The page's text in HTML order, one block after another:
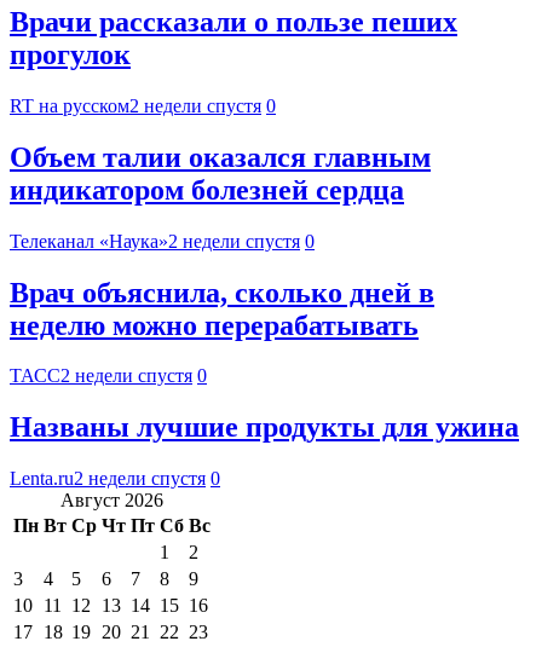
Врачи рассказали о пользе пеших
прогулок
RT на русском2 недели спустя 0
Объем талии оказался главным
индикатором болезней сердца
Телеканал «Наука»2 недели спустя 0
Врач объяснила, сколько дней в
неделю можно перерабатывать
ТАСС2 недели спустя 0
Названы лучшие продукты для ужина
Lenta.ru2 недели спустя 0
Август 2026
Пн Вт Ср Чт Пт Сб Вс
1
2
3
4 5 6 7 8
9
10 11 12 13 14 15 16
17 18 19 20 21 22 23